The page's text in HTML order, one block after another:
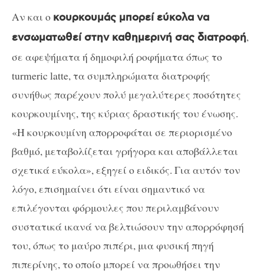
Αν και ο κουρκουμάς μπορεί εύκολα να
ενσωματωθεί στην καθημερινή σας διατροφή,
σε αφεψήματα ή δημοφιλή ροφήματα όπως το
turmeric latte, τα συμπληρώματα διατροφής
συνήθως παρέχουν πολύ μεγαλύτερες ποσότητες
κουρκουμίνης, της κύριας δραστικής του ένωσης.
«Η κουρκουμίνη απορροφάται σε περιορισμένο
βαθμό, μεταβολίζεται γρήγορα και αποβάλλεται
σχετικά εύκολα», εξηγεί ο ειδικός. Για αυτόν τον
λόγο, επισημαίνει ότι είναι σημαντικό να
επιλέγονται φόρμουλες που περιλαμβάνουν
συστατικά ικανά να βελτιώσουν την απορρόφησή
του, όπως το μαύρο πιπέρι, μια φυσική πηγή
πιπερίνης, το οποίο μπορεί να προωθήσει την